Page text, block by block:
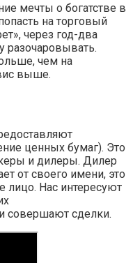
мечты о богатстве в
на торговый
через год-два
разочаровывать.
чем на
выше.
ценных бумаг). Это
и дилеры. Дилер
от своего имени, это
лицо. Нас интересуют
совершают сделки.